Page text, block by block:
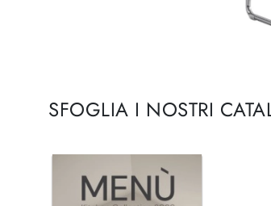
SFOGLIA I NOSTRI